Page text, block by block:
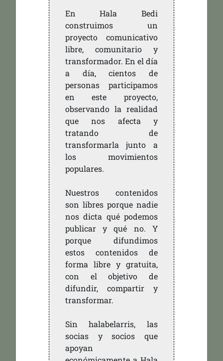
En Hala Bedi
construimos un
proyecto comunicativo
libre, comunitario y
transformador. En el día
a día, cientos de
personas participamos
en este proyecto,
observando la realidad
que nos afecta y
tratando de
transformarla junto a
los movimientos
populares.
Nuestros contenidos
son libres porque nadie
nos dicta qué podemos
publicar y qué no. Y
porque difundimos
estos contenidos de
forma libre y gratuita,
con el objetivo de
difundir, compartir y
transformar.
Sin halabelarris, las
socias y socios que
apoyan